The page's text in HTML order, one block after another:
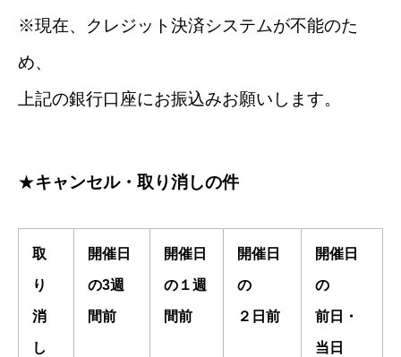
※現在、クレジット決済システムが不能のた
め、
上記の銀行口座にお振込みお願いします。
★キャンセル・取り消しの件
取
り
消
し
開催日
の3週
間前
開催日
の１週
間前
開催日
の
２日前
開催日
の
前日・
当日